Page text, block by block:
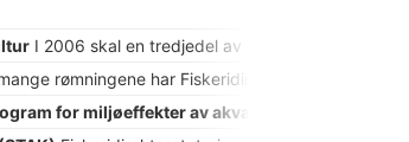
I 2006 skal en tredjedel av alle
rømningene har Fiskeridirektøren besluttet
for miljøeffekter av akvakultur